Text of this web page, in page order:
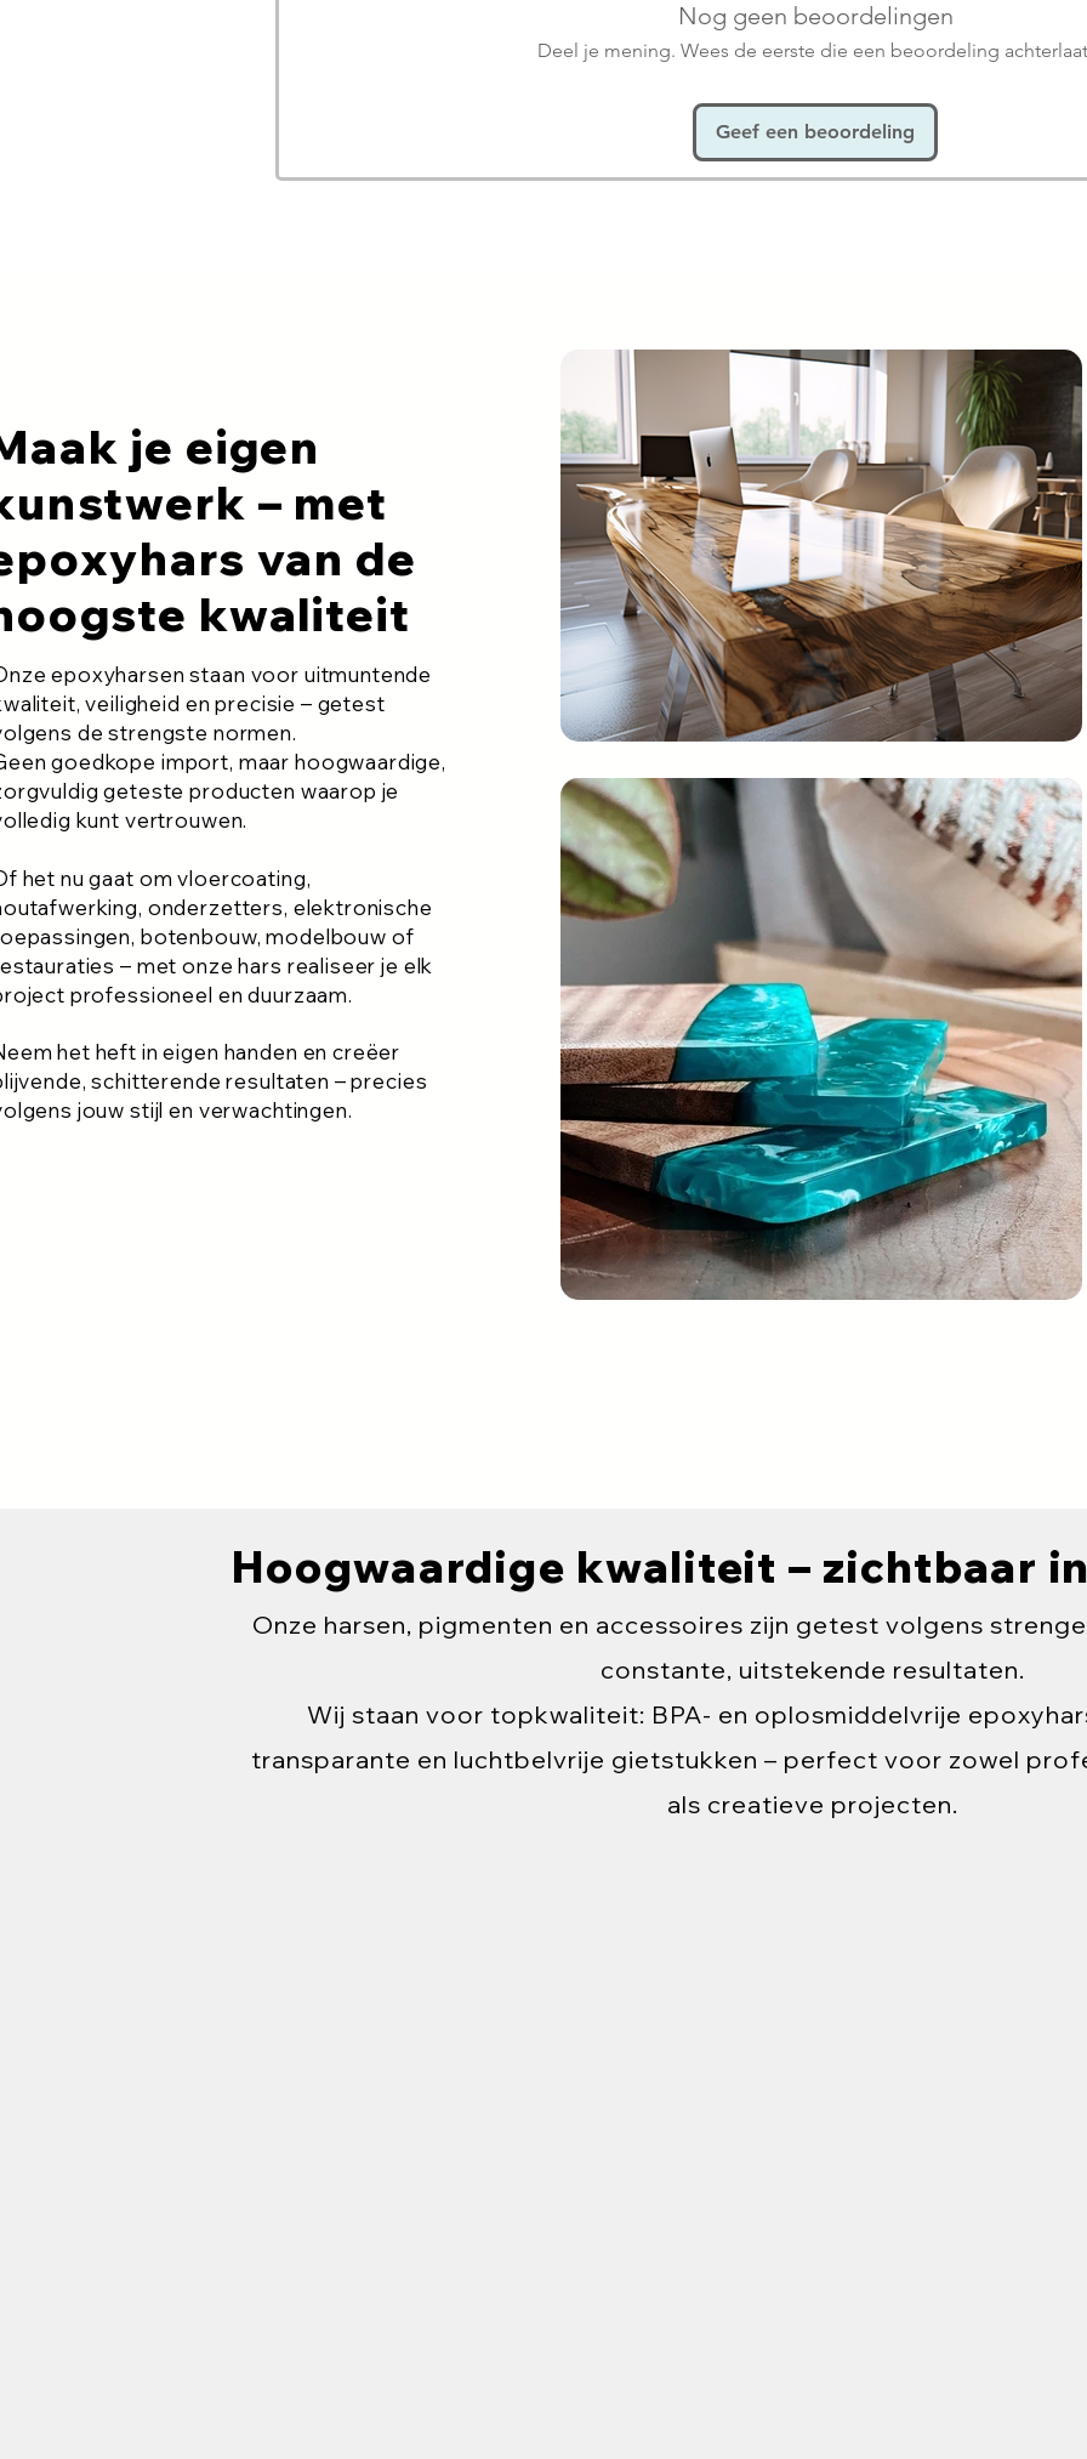
Nog geen beoordelingen
Deel je mening. Wees de eerste die een beoordeling
Geef een beoordeling
je eigen
– met
van de
kwaliteit
epoxyharsen staan voor uitmuntende
veiligheid en precisie – getest
de strengste normen.
goedkope import, maar hoogwaardige,
geteste producten waarop je
kunt vertrouwen.
het nu gaat om vloercoating,
onderzetters, elektronische
botenbouw, modelbouw of
– met onze hars realiseer je elk
professioneel en duurzaam.
het heft in eigen handen en creëer
schitterende resultaten – precies
jouw stijl en verwachtingen.
Hoogwaardige kwaliteit – zichtbaar
Onze harsen, pigmenten en accessoires zijn getest volgens
constante, uitstekende resultaten.
Wij staan voor topkwaliteit: BPA- en oplosmiddelvrije
transparante en luchtbelvrije gietstukken – perfect voor zowel
als creatieve projecten.